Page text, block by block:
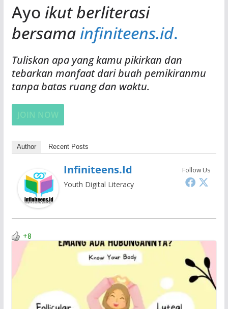
Ayo ikut berliterasi
bersama infiniteens.id.
Tuliskan apa yang kamu pikirkan dan
tebarkan manfaat dari buah pemikiranmu
tanpa batas ruang dan waktu.
JOIN NOW
Author Recent Posts
Follow Us
Infiniteens.id
Youth Digital Literacy
+8